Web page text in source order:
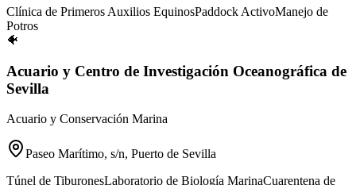
Clínica de Primeros Auxilios EquinosPaddock ActivoManejo de
Potros
🐠
Acuario y Centro de Investigación Oceanográfica de
Sevilla
Acuario y Conservación Marina
Paseo Marítimo, s/n, Puerto de Sevilla
Túnel de TiburonesLaboratorio de Biología MarinaCuarentena de